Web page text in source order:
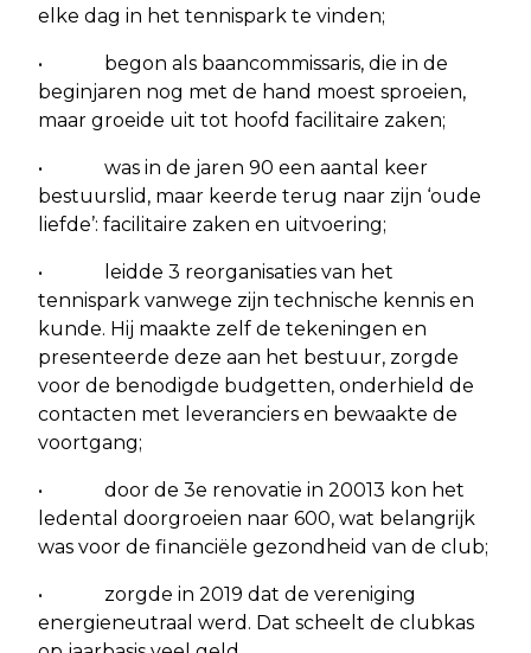
elke dag in het tennispark te vinden;
• begon als baancommissaris, die in de
beginjaren nog met de hand moest sproeien,
maar groeide uit tot hoofd facilitaire zaken;
• was in de jaren 90 een aantal keer
bestuurslid, maar keerde terug naar zijn ‘oude
liefde’: facilitaire zaken en uitvoering;
• leidde 3 reorganisaties van het
tennispark vanwege zijn technische kennis en
kunde. Hij maakte zelf de tekeningen en
presenteerde deze aan het bestuur, zorgde
voor de benodigde budgetten, onderhield de
contacten met leveranciers en bewaakte de
voortgang;
• door de 3e renovatie in 20013 kon het
ledental doorgroeien naar 600, wat belangrijk
was voor de financiële gezondheid van de club;
• zorgde in 2019 dat de vereniging
energieneutraal werd. Dat scheelt de clubkas